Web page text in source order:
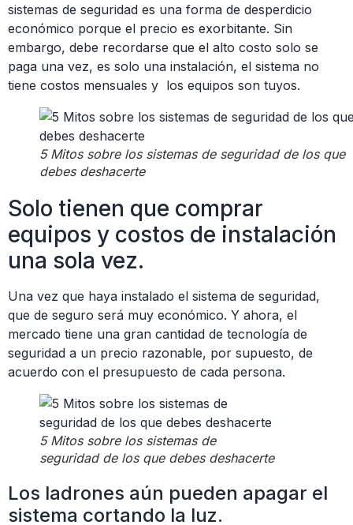
sistemas de seguridad es una forma de desperdicio
económico porque el precio es exorbitante. Sin
embargo, debe recordarse que el alto costo solo se
paga una vez, es solo una instalación, el sistema no
tiene costos mensuales y los equipos son tuyos.
5 Mitos sobre los sistemas de seguridad de los que
debes deshacerte
Solo tienen que comprar
equipos y costos de instalación
una sola vez.
Una vez que haya instalado el sistema de seguridad,
que de seguro será muy económico. Y ahora, el
mercado tiene una gran cantidad de tecnología de
seguridad a un precio razonable, por supuesto, de
acuerdo con el presupuesto de cada persona.
5 Mitos sobre los sistemas de
seguridad de los que debes deshacerte
Los ladrones aún pueden apagar el
sistema cortando la luz.